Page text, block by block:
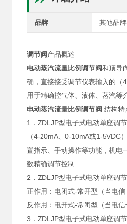
品牌 其他品牌
调节阀产品概述
电动蒸汽流量比例调节阀和顶导
确，直接接受调节仪表输入的（
用于精确控气体、液体、蒸汽等
电动蒸汽流量比例调节阀 结构特
1．ZDLJP型电子式电动单座调
（4-20mA、0-10mA或1-5VDC
置指示、手动操作等功能，机电
数精确调节控制
2．ZDLJP型电子式电动单座调
正作用：电闭式-常开型（当电
反作用：电开式-常闭型（当电
3．ZDLJP型电子式电动单座调